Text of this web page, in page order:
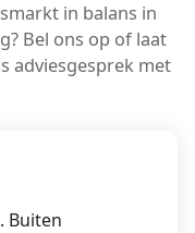
in balans in
Bel ons op of laat
adviesgesprek met
Buiten